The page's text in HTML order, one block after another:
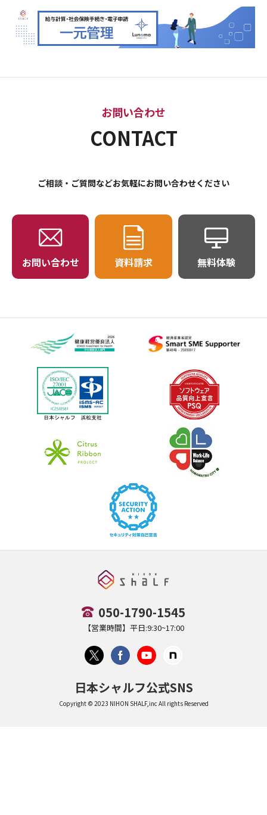
お問い合わせ
CONTACT
ご相談・ご質問などお気軽にお問い合わせください
お問い合わせ 資料請求 無料体験
050-1790-1545
【営業時間】平日:9:30~17:00
日本シャルフ公式SNS
Copyright © 2023 NIHON SHALF,inc All rights Reserved